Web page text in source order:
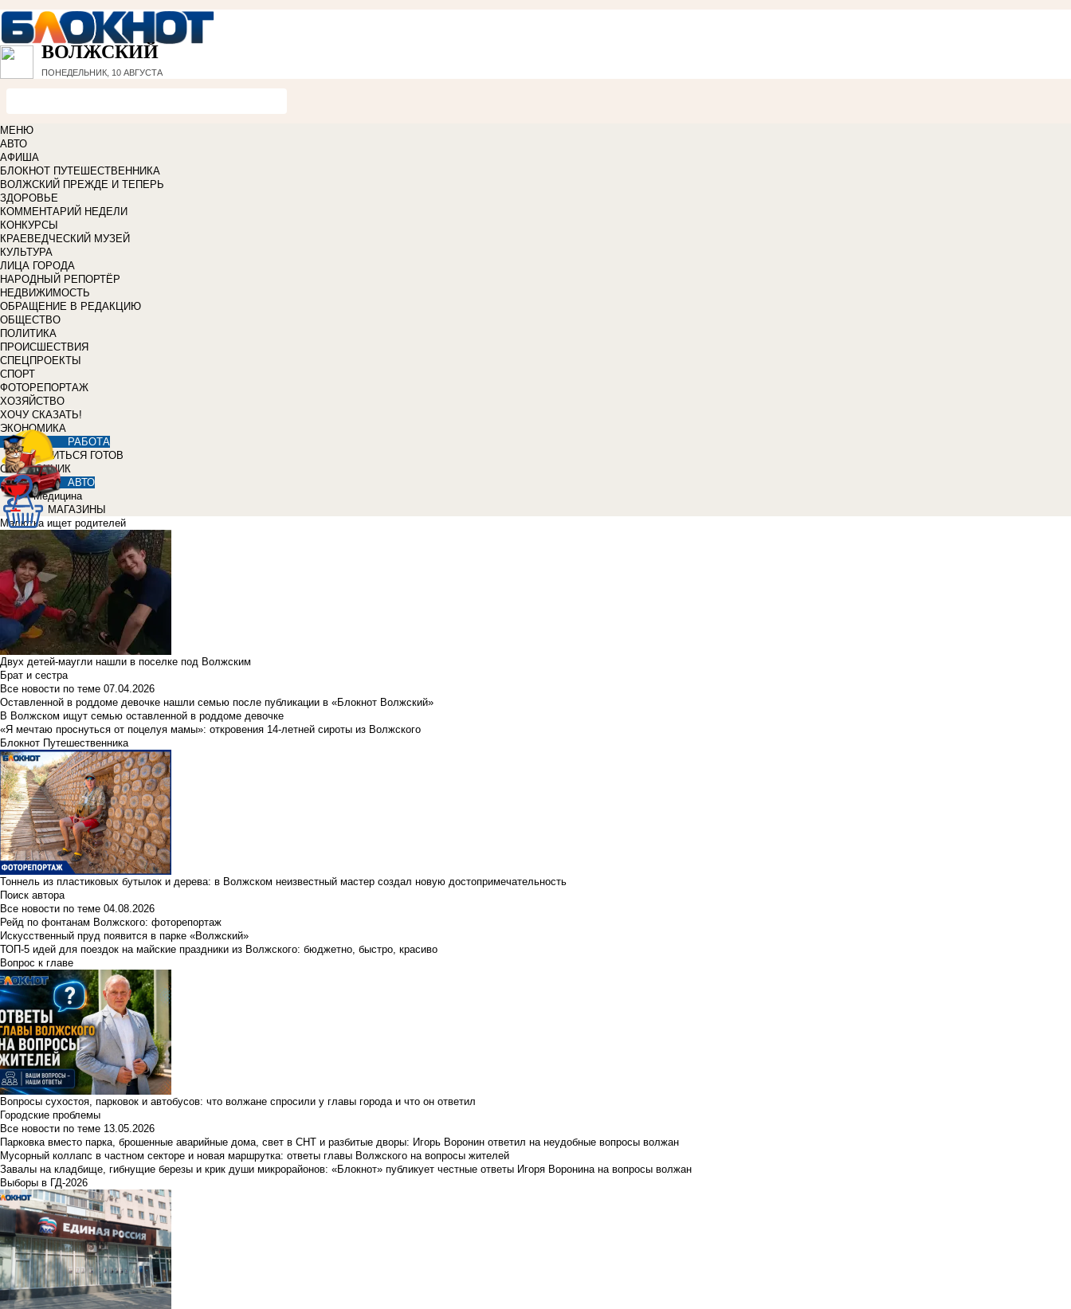
ВОЛЖСКИЙ
ПОНЕДЕЛЬНИК, 10 АВГУСТА
МЕНЮ
АВТО
АФИША
БЛОКНОТ ПУТЕШЕСТВЕННИКА
ВОЛЖСКИЙ ПРЕЖДЕ И ТЕПЕРЬ
ЗДОРОВЬЕ
КОММЕНТАРИЙ НЕДЕЛИ
КОНКУРСЫ
КРАЕВЕДЧЕСКИЙ МУЗЕЙ
КУЛЬТУРА
ЛИЦА ГОРОДА
НАРОДНЫЙ РЕПОРТЁР
НЕДВИЖИМОСТЬ
ОБРАЩЕНИЕ В РЕДАКЦИЮ
ОБЩЕСТВО
ПОЛИТИКА
ПРОИСШЕСТВИЯ
СПЕЦПРОЕКТЫ
СПОРТ
ФОТОРЕПОРТАЖ
ХОЗЯЙСТВО
ХОЧУ СКАЗАТЬ!
ЭКОНОМИКА
РАБОТА
УЧИТЬСЯ ГОТОВ
СПРАВОЧНИК
АВТО
Медицина
МАГАЗИНЫ
Малютка ищет родителей
Двух детей-маугли нашли в поселке под Волжским
Брат и сестра
Все новости по теме 07.04.2026
Оставленной в роддоме девочке нашли семью после публикации в «Блокнот Волжский»
В Волжском ищут семью оставленной в роддоме девочке
«Я мечтаю проснуться от поцелуя мамы»: откровения 14-летней сироты из Волжского
Блокнот Путешественника
Тоннель из пластиковых бутылок и дерева: в Волжском неизвестный мастер создал новую достопримечательность
Поиск автора
Все новости по теме 04.08.2026
Рейд по фонтанам Волжского: фоторепортаж
Искусственный пруд появится в парке «Волжский»
ТОП-5 идей для поездок на майские праздники из Волжского: бюджетно, быстро, красиво
Вопрос к главе
Вопросы сухостоя, парковок и автобусов: что волжане спросили у главы города и что он ответил
Городские проблемы
Все новости по теме 13.05.2026
Парковка вместо парка, брошенные аварийные дома, свет в СНТ и разбитые дворы: Игорь Воронин ответил на неудобные вопросы волжан
Мусорный коллапс в частном секторе и новая маршрутка: ответы главы Волжского на вопросы жителей
Завалы на кладбище, гибнущие березы и крик души микрорайонов: «Блокнот» публикует честные ответы Игоря Воронина на вопросы волжан
Выборы в ГД-2026